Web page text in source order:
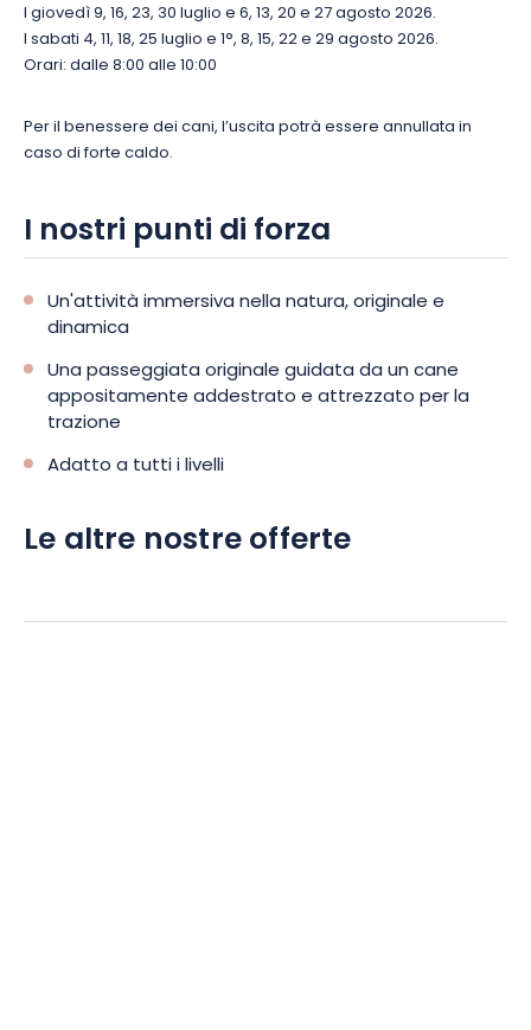
I giovedì 9, 16, 23, 30 luglio e 6, 13, 20 e 27 agosto 2026.
I sabati 4, 11, 18, 25 luglio e 1°, 8, 15, 22 e 29 agosto 2026.
Orari: dalle 8:00 alle 10:00
Per il benessere dei cani, l’uscita potrà essere annullata in
caso di forte caldo.
I nostri punti di forza
Un'attività immersiva nella natura, originale e
dinamica
Una passeggiata originale guidata da un cane
appositamente addestrato e attrezzato per la
trazione
Adatto a tutti i livelli
Le altre nostre offerte